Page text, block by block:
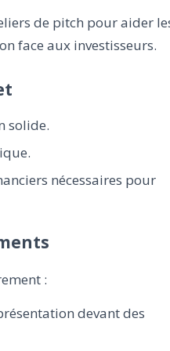
de pitch pour aider
face aux investisseurs.
solide.
nécessaires pour
:
devant des